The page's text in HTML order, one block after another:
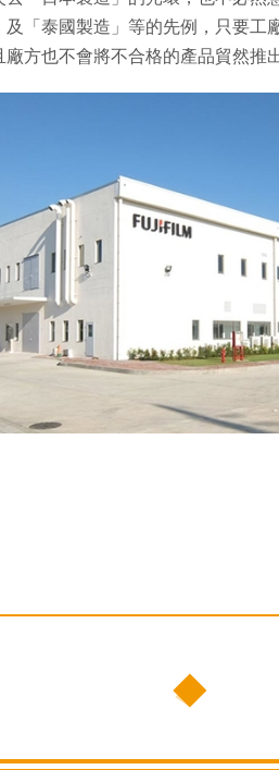
「泰國製造」等的先例，只要工
方也不會將不合格的產品貿然推